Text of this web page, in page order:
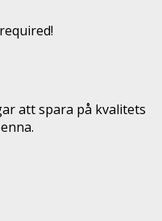
att spara på kvalitets